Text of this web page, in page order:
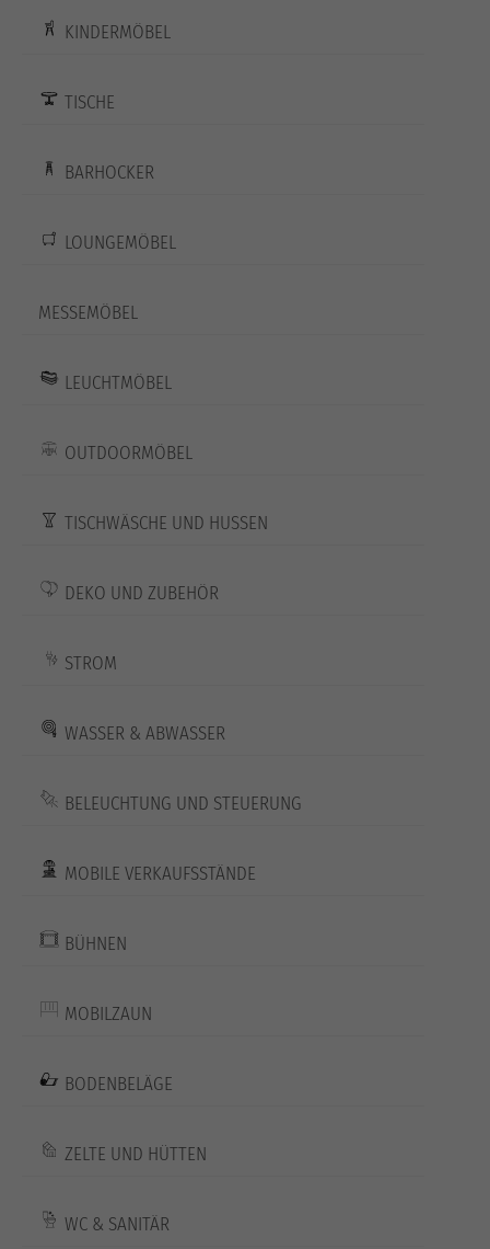
KINDERMÖBEL
TISCHE
BARHOCKER
LOUNGEMÖBEL
MESSEMÖBEL
LEUCHTMÖBEL
OUTDOORMÖBEL
TISCHWÄSCHE UND HUSSEN
DEKO UND ZUBEHÖR
STROM
WASSER & ABWASSER
BELEUCHTUNG UND STEUERUNG
MOBILE VERKAUFSSTÄNDE
BÜHNEN
MOBILZAUN
BODENBELÄGE
ZELTE UND HÜTTEN
WC & SANITÄR